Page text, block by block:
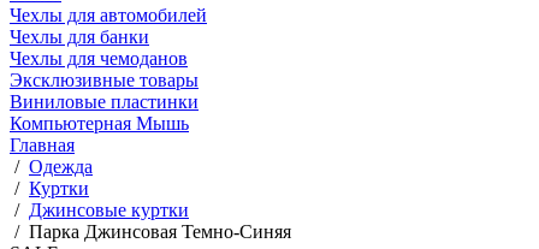
Чехлы для автомобилей
Чехлы для банки
Чехлы для чемоданов
Эксклюзивные товары
Виниловые пластинки
Компьютерная Мышь
Главная
/ Одежда
/ Куртки
/ Джинсовые куртки
/ Парка Джинсовая Темно-Синяя